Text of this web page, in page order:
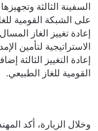
السفينة الثالثة
على الشبكة القومية
إعادة تغييز الغاز
الاستراتيجية لتأمين
إعادة التغييز الثالثة
القومية للغاز الطبيعي.
وخلال الزيارة، أكد